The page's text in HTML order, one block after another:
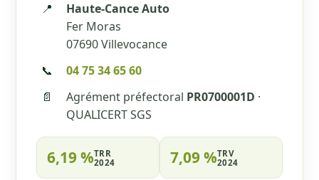
📍
Haute-Cance Auto
Fer Moras
07690 Villevocance
📞
04 75 34 65 60
📄
Agrément préfectoral PR0700001D ·
QUALICERT SGS
6,19 %TRR
2024
7,09 %TRV
2024